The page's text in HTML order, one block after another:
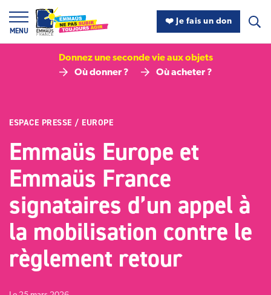
MENU
❤️ Je fais un don
Donnez une seconde vie aux objets
Où donner ?
Où acheter ?
ESPACE PRESSE / EUROPE
Emmaüs Europe et
Emmaüs France
signataires d’un appel à
la mobilisation contre le
règlement retour
Panneau de gestion des cookies